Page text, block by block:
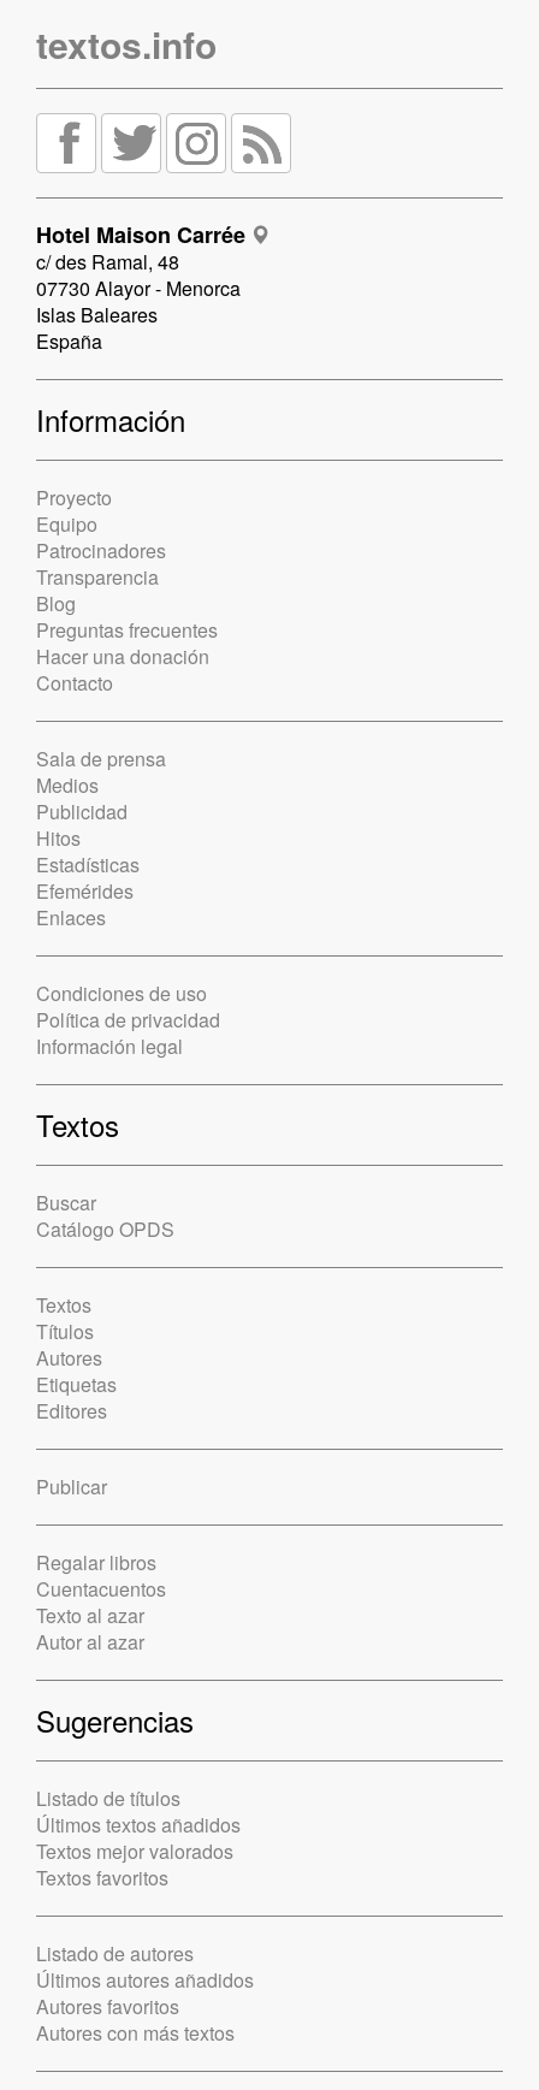
textos.info
Hotel Maison Carrée
c/ des Ramal, 48
07730 Alayor - Menorca
Islas Baleares
España
Información
Proyecto
Equipo
Patrocinadores
Transparencia
Blog
Preguntas frecuentes
Hacer una donación
Contacto
Sala de prensa
Medios
Publicidad
Hitos
Estadísticas
Efemérides
Enlaces
Condiciones de uso
Política de privacidad
Información legal
Textos
Buscar
Catálogo OPDS
Textos
Títulos
Autores
Etiquetas
Editores
Publicar
Regalar libros
Cuentacuentos
Texto al azar
Autor al azar
Sugerencias
Listado de títulos
Últimos textos añadidos
Textos mejor valorados
Textos favoritos
Listado de autores
Últimos autores añadidos
Autores favoritos
Autores con más textos